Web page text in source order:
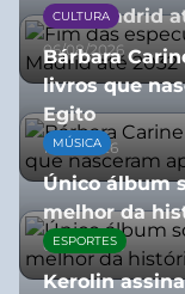
Real Madrid
06/08/2026
CULTURA
Bárbara
livros que
Egito
10/07/2026
MÚSICA
Único álbum
melhor da
06/08/2026
ESPORTES
Kerolin